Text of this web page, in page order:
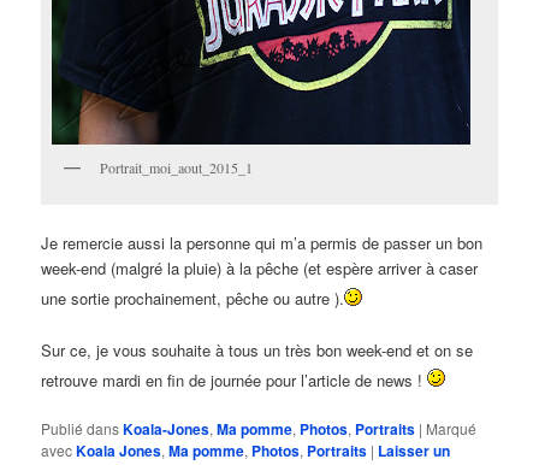
Portrait_moi_aout_2015_1
Je remercie aussi la personne qui m’a permis de passer un bon
week-end (malgré la pluie) à la pêche (et espère arriver à caser
une sortie prochainement, pêche ou autre ).
Sur ce, je vous souhaite à tous un très bon week-end et on se
retrouve mardi en fin de journée pour l’article de news !
Publié dansKoala-Jones,Ma pomme, Photos, Portraits | Marqué
avecKoala Jones,Ma pomme, Photos, Portraits | Laisser un